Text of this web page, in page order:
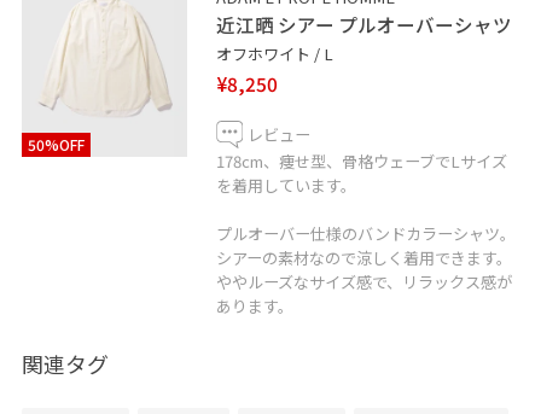
50%OFF
近江晒 シアー プルオーバーシャツ
オフホワイト / L
¥8,250
レビュー
178cm、痩せ型、骨格ウェーブでLサイズ
を着用しています。
プルオーバー仕様のバンドカラーシャツ。
シアーの素材なので涼しく着用できます。
ややルーズなサイズ感で、リラックス感が
あります。
関連タグ